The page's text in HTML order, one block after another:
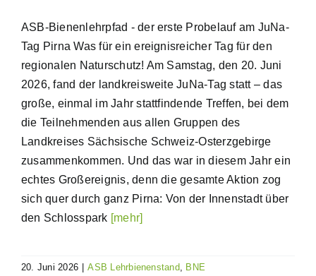
ASB-Bienenlehrpfad - der erste Probelauf am JuNa-
Tag Pirna Was für ein ereignisreicher Tag für den
regionalen Naturschutz! Am Samstag, den 20. Juni
2026, fand der landkreisweite JuNa-Tag statt – das
große, einmal im Jahr stattfindende Treffen, bei dem
die Teilnehmenden aus allen Gruppen des
Landkreises Sächsische Schweiz-Osterzgebirge
zusammenkommen. Und das war in diesem Jahr ein
echtes Großereignis, denn die gesamte Aktion zog
sich quer durch ganz Pirna: Von der Innenstadt über
den Schlosspark [mehr]
20. Juni 2026 ASB Lehrbienenstand, BNE